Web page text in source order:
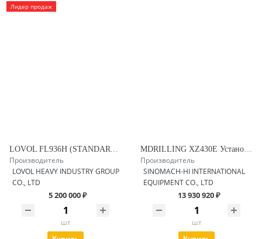
Лидер продаж
LOVOL FL936H (STANDART +) Фронтальный погрузчик
Производитель
LOVOL HEAVY INDUSTRY GROUP
CO., LTD
5 200 000 ₽
шт
MDRILLING XZ430E Установка ГНБ
Производитель
SINOMACH-HI INTERNATIONAL
EQUIPMENT CO., LTD
13 930 920 ₽
шт